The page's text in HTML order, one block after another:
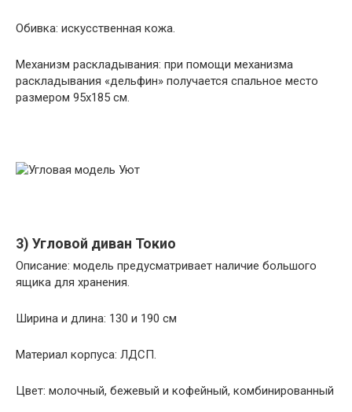
Обивка: искусственная кожа.
Механизм раскладывания: при помощи механизма
раскладывания «дельфин» получается спальное место
размером 95х185 см.
3) Угловой диван Токио
Описание: модель предусматривает наличие большого
ящика для хранения.
Ширина и длина: 130 и 190 см
Материал корпуса: ЛДСП.
Цвет: молочный, бежевый и кофейный, комбинированный